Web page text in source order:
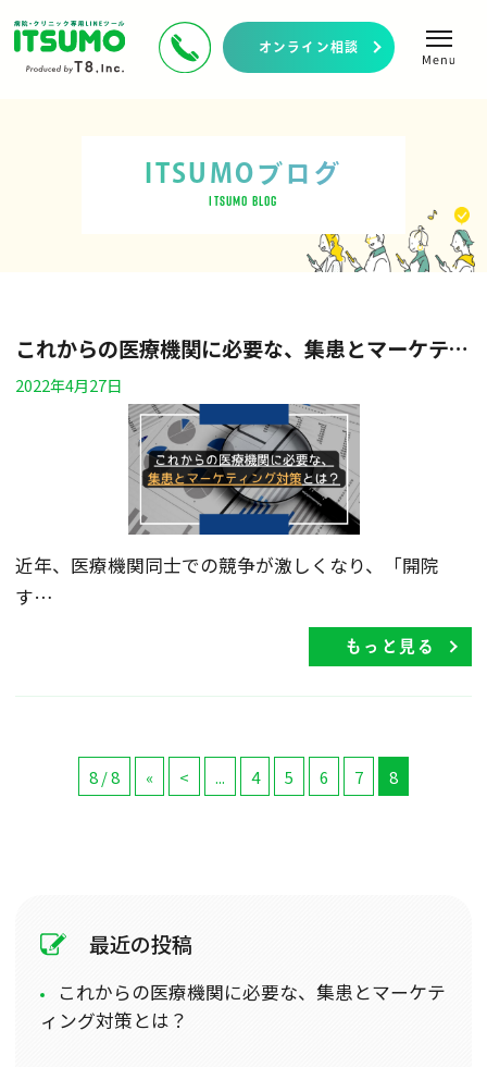
オンライン相談
ITSUMOブログ
ITSUMO BLOG
これからの医療機関に必要な、集患とマーケティング対策とは？
2022年4月27日
近年、医療機関同士での競争が激しくなり、「開院
す…
もっと見る
8 / 8 « < ... 4 5 6 7 8
最近の投稿
これからの医療機関に必要な、集患とマーケテ
ィング対策とは？